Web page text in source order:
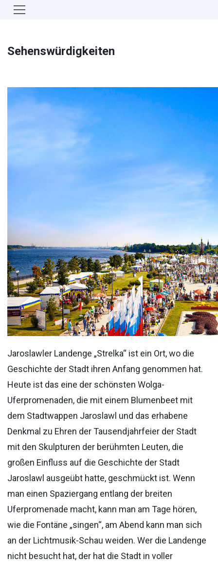
Sehenswürdigkeiten
Jaroslawler Landenge „Strelka“ ist ein Ort, wo die
Geschichte der Stadt ihren Anfang genommen hat.
Heute ist das eine der schönsten Wolga-
Uferpromenaden, die mit einem Blumenbeet mit
dem Stadtwappen Jaroslawl und das erhabene
Denkmal zu Ehren der Tausendjahrfeier der Stadt
mit den Skulpturen der berühmten Leuten, die
großen Einfluss auf die Geschichte der Stadt
Jaroslawl ausgeübt hatte, geschmückt ist. Wenn
man einen Spaziergang entlang der breiten
Uferpromenade macht, kann man am Tage hören,
wie die Fontäne „singen“, am Abend kann man sich
an der Lichtmusik-Schau weiden. Wer die Landenge
nicht besucht hat, der hat die Stadt in voller